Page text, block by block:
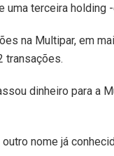
uma terceira holding
na Multipar, em
transações.
dinheiro para a
nome já